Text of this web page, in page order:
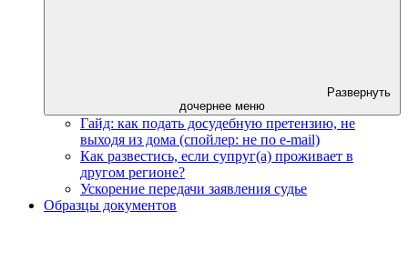
Развернуть
дочернее меню
Гайд: как подать досудебную претензию, не
выходя из дома (спойлер: не по e-mail)
Как развестись, если супруг(а) проживает в
другом регионе?
Ускорение передачи заявления судье
Образцы документов